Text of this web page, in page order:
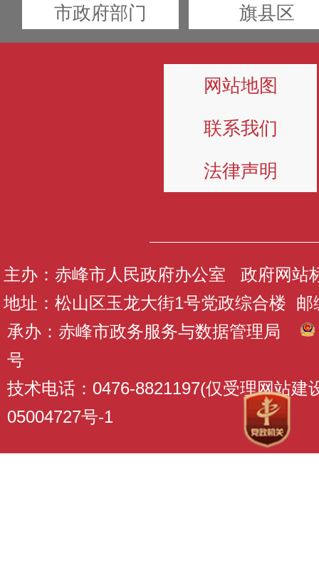
市政府部门 旗县区
网站地图
联系我们
法律声明
主办：赤峰市人民政府办公室 政府网站
地址：松山区玉龙大街1号党政综合楼 邮
承办：赤峰市政务服务与数据管理局
号
技术电话：0476-8821197(仅受理网站建
05004727号-1